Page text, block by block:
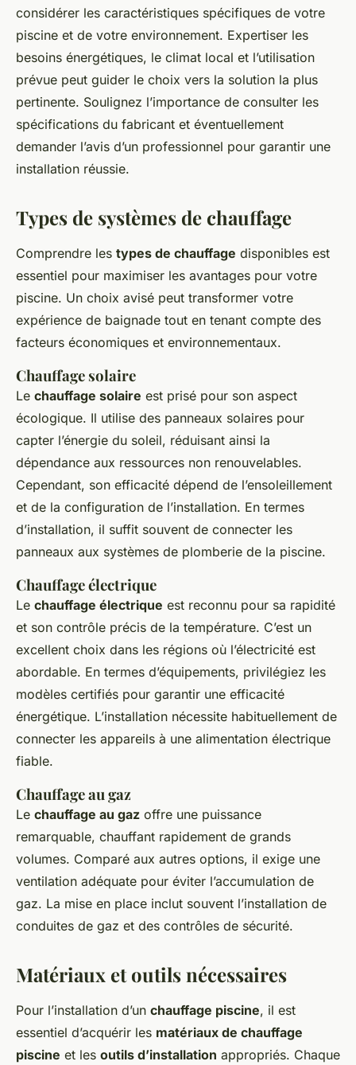
considérer les caractéristiques spécifiques de votre
piscine et de votre environnement. Expertiser les
besoins énergétiques, le climat local et l’utilisation
prévue peut guider le choix vers la solution la plus
pertinente. Soulignez l’importance de consulter les
spécifications du fabricant et éventuellement
demander l’avis d’un professionnel pour garantir une
installation réussie.
Types de systèmes de chauffage
Comprendre les types de chauffage disponibles est
essentiel pour maximiser les avantages pour votre
piscine. Un choix avisé peut transformer votre
expérience de baignade tout en tenant compte des
facteurs économiques et environnementaux.
Chauffage solaire
Le chauffage solaire est prisé pour son aspect
écologique. Il utilise des panneaux solaires pour
capter l’énergie du soleil, réduisant ainsi la
dépendance aux ressources non renouvelables.
Cependant, son efficacité dépend de l’ensoleillement
et de la configuration de l’installation. En termes
d’installation, il suffit souvent de connecter les
panneaux aux systèmes de plomberie de la piscine.
Chauffage électrique
Le chauffage électrique est reconnu pour sa rapidité
et son contrôle précis de la température. C’est un
excellent choix dans les régions où l’électricité est
abordable. En termes d’équipements, privilégiez les
modèles certifiés pour garantir une efficacité
énergétique. L’installation nécessite habituellement de
connecter les appareils à une alimentation électrique
fiable.
Chauffage au gaz
Le chauffage au gaz offre une puissance
remarquable, chauffant rapidement de grands
volumes. Comparé aux autres options, il exige une
ventilation adéquate pour éviter l’accumulation de
gaz. La mise en place inclut souvent l’installation de
conduites de gaz et des contrôles de sécurité.
Matériaux et outils nécessaires
Pour l’installation d’un chauffage piscine, il est
essentiel d’acquérir les matériaux de chauffage
piscine et les outils d’installation appropriés. Chaque